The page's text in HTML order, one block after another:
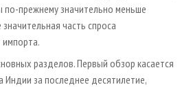
прежнему значительно меньше
часть спроса
импорта.
разделов. Первый обзор касается
Индии за последнее десятилетие,